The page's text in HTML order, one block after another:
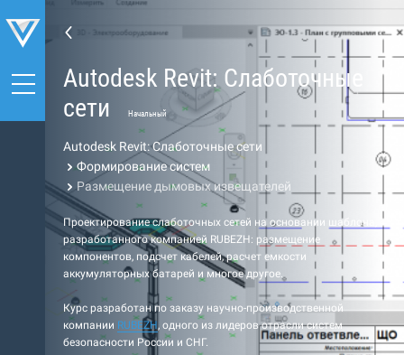
Autodesk Revit: Слаботочные
сети
Начальный
Autodesk Revit: Слаботочные сети
Формирование систем
Размещение дымовых извещателей
Проектирование слаботочных сетей на основании шаблона,
разработанного компанией RUBEZH: размещение
компонентов, подсчет кабелей, расчет емкости
аккумуляторных батарей и многое другое.
Курс разработан по заказу научно-производственной
компании RUBEZH, одного из лидеров отрасли систем
безопасности России и СНГ.